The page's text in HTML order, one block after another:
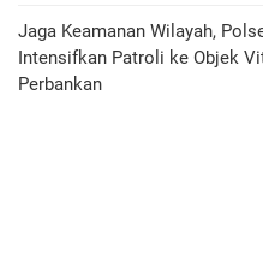
Jaga Keamanan Wilayah,
Intensifkan Patroli ke Objek
Perbankan